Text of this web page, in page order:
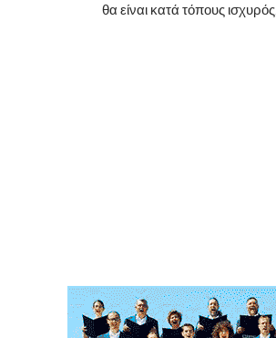
θα είναι κατά τόπους ισχυρός.